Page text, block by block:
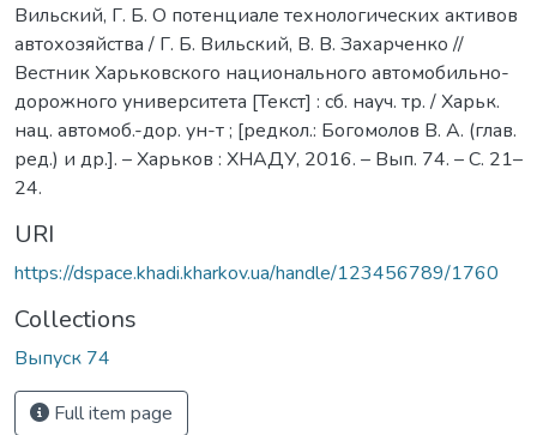
Вильский, Г. Б. О потенциале технологических активов
автохозяйства / Г. Б. Вильский, В. В. Захарченко //
Вестник Харьковского национального автомобильно-
дорожного университета [Текст] : сб. науч. тр. / Харьк.
нац. автомоб.-дор. ун-т ; [редкол.: Богомолов В. А. (глав.
ред.) и др.]. – Харьков : ХНАДУ, 2016. – Вып. 74. – C. 21–
24.
URI
https://dspace.khadi.kharkov.ua/handle/123456789/1760
Collections
Выпуск 74
Full item page